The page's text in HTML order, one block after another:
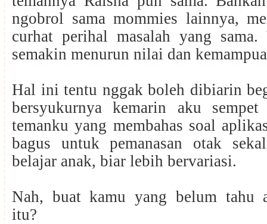
ngobrol sama mommies lainnya,
curhat perihal masalah yang sama.
semakin menurun nilai dan
Hal ini tentu nggak boleh dibiarin
bersyukurnya kemarin aku
temanku yang membahas soal
bagus untuk pemanasan otak
belajar anak, biar lebih bervariasi.
Nah, buat kamu yang belum tahu
itu?